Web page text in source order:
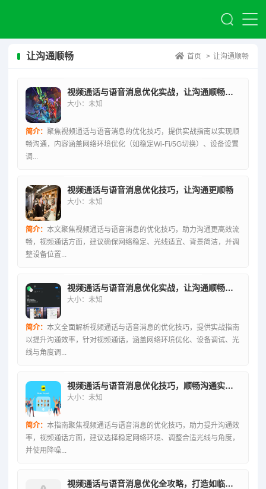
让沟通顺畅 首页 > 让沟通顺畅
视频通话与语音消息优化实战，让沟通顺畅无阻的技巧全解析
大小：未知
简介： 聚焦视频通话与语音消息的优化技巧，提供实战指南以实现顺
畅沟通，内容涵盖网络环境优化（如稳定Wi-Fi/5G切换）、设备设置
调...
视频通话与语音消息优化技巧，让沟通更顺畅
大小：未知
简介： 本文聚焦视频通话与语音消息的优化技巧，助力沟通更高效流
畅，视频通话方面，建议确保网络稳定、光线适宜、背景简洁，并调
整设备位置...
视频通话与语音消息优化实战，让沟通顺畅无阻的技巧全解析
大小：未知
简介： 本文全面解析视频通话与语音消息的优化技巧，提供实战指南
以提升沟通效率，针对视频通话，涵盖网络环境优化、设备调试、光
线与角度调...
视频通话与语音消息优化技巧，顺畅沟通实用指南
大小：未知
简介： 本指南聚焦视频通话与语音消息的优化技巧，助力提升沟通效
率，视频通话方面，建议选择稳定网络环境、调整合适光线与角度，
并使用降噪...
视频通话与语音消息优化全攻略，打造如临其境的顺畅沟通体验